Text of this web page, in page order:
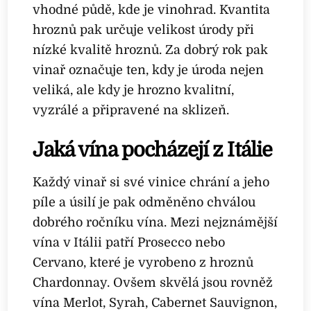
vhodné půdě, kde je vinohrad. Kvantita
hroznů pak určuje velikost úrody při
nízké kvalitě hroznů. Za dobrý rok pak
vinař označuje ten, kdy je úroda nejen
veliká, ale kdy je hrozno kvalitní,
vyzrálé a připravené na sklizeň.
Jaká vína pocházejí z Itálie
Každý vinař si své vinice chrání a jeho
píle a úsilí je pak odměněno chválou
dobrého ročníku vína. Mezi nejznámější
vína v Itálii patří Prosecco nebo
Cervano, které je vyrobeno z hroznů
Chardonnay. Ovšem skvělá jsou rovněž
vína Merlot, Syrah, Cabernet Sauvignon,